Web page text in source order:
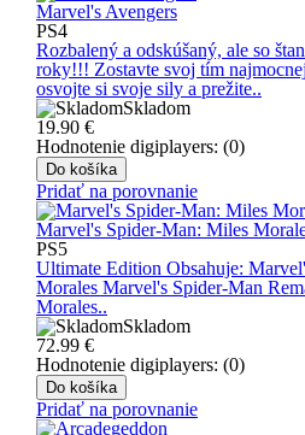
Marvel's Avengers
PS4
Rozbalený a odskúšaný, ale so
roky!!! Zostavte svoj tím
osvojte si svoje sily a prežite..
Skladom
19.90 €
Hodnotenie digiplayers: (0)
Do košíka
Pridať na porovnanie
Marvel's Spider-Man: Miles
PS5
Ultimate Edition Obsahuje:
Morales Marvel's Spider-Man
Morales..
Skladom
72.99 €
Hodnotenie digiplayers: (0)
Do košíka
Pridať na porovnanie